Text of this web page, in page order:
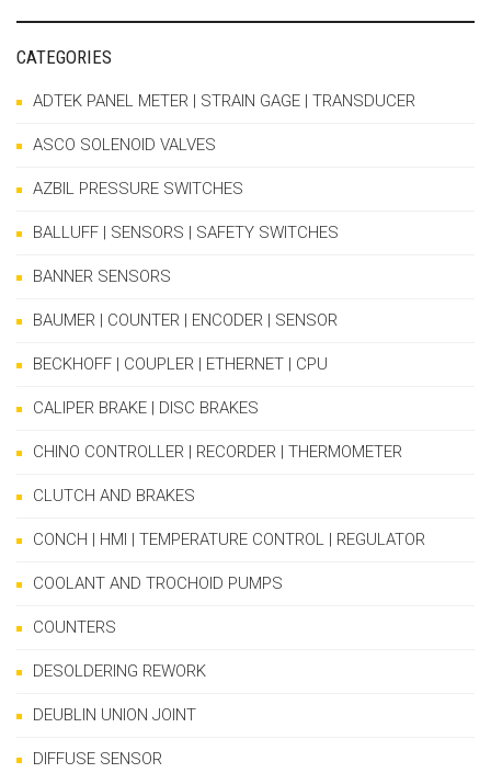
CATEGORIES
ADTEK PANEL METER | STRAIN GAGE | TRANSDUCER
ASCO SOLENOID VALVES
AZBIL PRESSURE SWITCHES
BALLUFF | SENSORS | SAFETY SWITCHES
BANNER SENSORS
BAUMER | COUNTER | ENCODER | SENSOR
BECKHOFF | COUPLER | ETHERNET | CPU
CALIPER BRAKE | DISC BRAKES
CHINO CONTROLLER | RECORDER | THERMOMETER
CLUTCH AND BRAKES
CONCH | HMI | TEMPERATURE CONTROL | REGULATOR
COOLANT AND TROCHOID PUMPS
COUNTERS
DESOLDERING REWORK
DEUBLIN UNION JOINT
DIFFUSE SENSOR